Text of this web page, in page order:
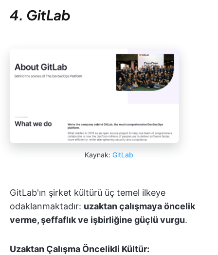
4. GitLab
Kaynak: GitLab
GitLab'ın şirket kültürü üç temel ilkeye
odaklanmaktadır: uzaktan çalışmaya öncelik
verme, şeffaflık ve işbirliğine güçlü vurgu.
Uzaktan Çalışma Öncelikli Kültür: